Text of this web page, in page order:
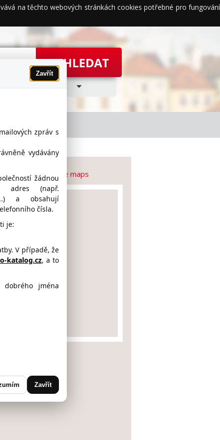
na těchto webových stránkách cookies potřebné pro fungování
na Google maps
9
Pardubický kraj)
Zavřít
zpráv s
vydávány
žádnou
adres (např.
a obsahují
čísla.
je:
V případě, že
katalog.cz, a to
jména
Zavřít